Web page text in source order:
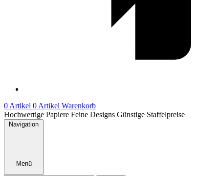
0 Artikel 0 Artikel Warenkorb
Hochwertige Papiere Feine Designs Günstige Staffelpreise
Navigation
Menü